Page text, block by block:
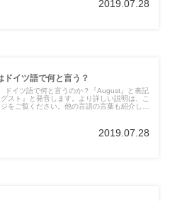
2019.07.28
ドイツ語で何と言う？
ドイツ語で何と言うのか？『August』と表記
スト』と発音します。より詳しい説明は、こ
をご覧ください。他の言語の言葉も紹介して
2019.07.28